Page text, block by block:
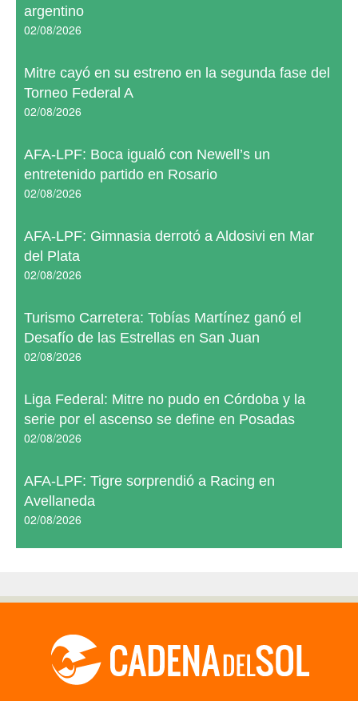
argentino
02/08/2026
Mitre cayó en su estreno en la segunda fase del
Torneo Federal A
02/08/2026
AFA-LPF: Boca igualó con Newell’s un
entretenido partido en Rosario
02/08/2026
AFA-LPF: Gimnasia derrotó a Aldosivi en Mar
del Plata
02/08/2026
Turismo Carretera: Tobías Martínez ganó el
Desafío de las Estrellas en San Juan
02/08/2026
Liga Federal: Mitre no pudo en Córdoba y la
serie por el ascenso se define en Posadas
02/08/2026
AFA-LPF: Tigre sorprendió a Racing en
Avellaneda
02/08/2026